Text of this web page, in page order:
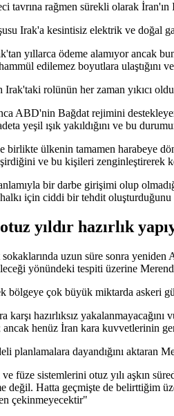
tavrına rağmen sürekli olarak
Irak'a kesintisiz elektrik ve doğal
yıllarca ödeme alamıyor ancak
edilemez boyutlara
Irak'taki rolünün her zaman yıkıcı
ABD'nin Bağdat rejimini
yeşil ışık yakıldığını ve bu
birlikte ülkenin tamamen harabeye
ve bu kişileri zenginleştirerek
bir darbe girişimi olup
için ciddi bir tehdit oluşturduğunu
yıldır hazırlık
uzun süre sonra yeniden
yönündeki tespiti üzerine
çok büyük miktarda askeri
karşı hazırlıksız
ancak henüz İran kara kuvvetlerinin
planlamalara dayandığını aktaran
füze sistemlerini otuz yılı aşkın
Hatta geçmişte de belirttiğim
çekinmeyecektir"